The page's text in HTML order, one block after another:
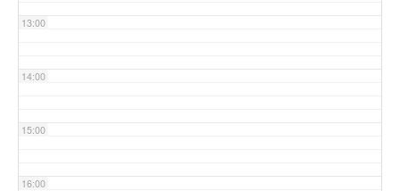
13:00
14:00
15:00
16:00